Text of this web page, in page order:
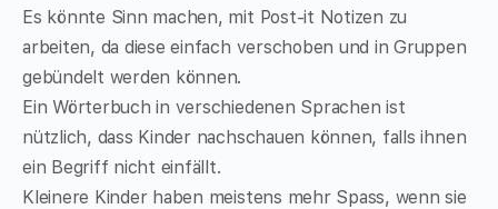
Es könnte Sinn machen, mit Post-it Notizen zu
arbeiten, da diese einfach verschoben und in Gruppen
gebündelt werden können.
Ein Wörterbuch in verschiedenen Sprachen ist
nützlich, dass Kinder nachschauen können, falls ihnen
ein Begriff nicht einfällt.
Kleinere Kinder haben meistens mehr Spass, wenn sie